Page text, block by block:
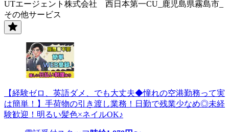
UTエージェント株式会社 西日本第一CU_鹿児島県霧島市_
その他サービス
【経験ゼロ、英語ダメ、でも大丈夫◆憧れの空港勤務って実
は簡単！】手荷物の引き渡し業務！日勤で残業少なめ◎未経
験歓迎！明るい髪色×ネイルOK♪